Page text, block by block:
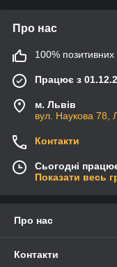
Про нас
100% позитивних
Працює з
м. Львів
вул. Наукова 78,
Контакти
Сьогодні
Показати весь
Про нас
Контакти